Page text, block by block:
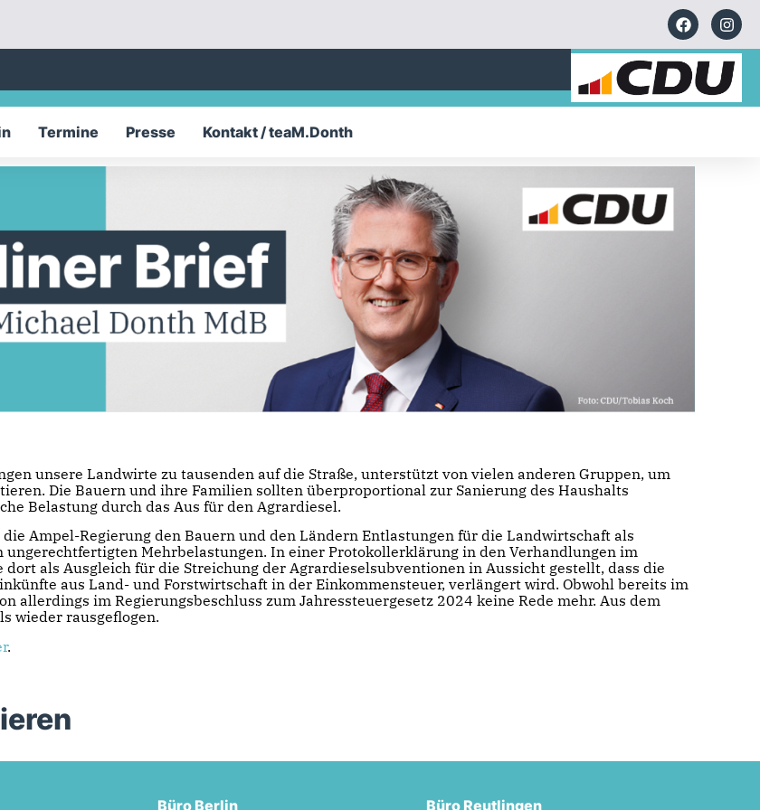
Termine Presse Kontakt / teaM.Donth
unsere Landwirte zu tausenden auf die Straße, unterstützt von vielen anderen Gruppen, um
Die Bauern und ihre Familien sollten überproportional zur Sanierung des Haushalts
Belastung durch das Aus für den Agrardiesel.
Ampel-Regierung den Bauern und den Ländern Entlastungen für die Landwirtschaft als
Mehrbelastungen. In einer Protokollerklärung in den Verhandlungen im
dort als Ausgleich für die Streichung der Agrardieselsubventionen in Aussicht gestellt, dass die
aus Land- und Forstwirtschaft in der Einkommensteuer, verlängert wird. Obwohl bereits im
allerdings im Regierungsbeschluss zum Jahressteuergesetz 2024 keine Rede mehr. Aus dem
wieder rausgeflogen.
.
Büro Berlin Büro Reutlingen